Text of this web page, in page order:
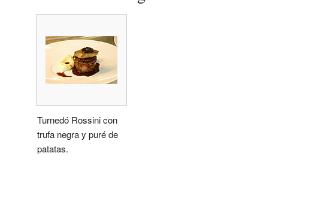
Turnedó Rossini con
trufa negra y puré de
patatas.